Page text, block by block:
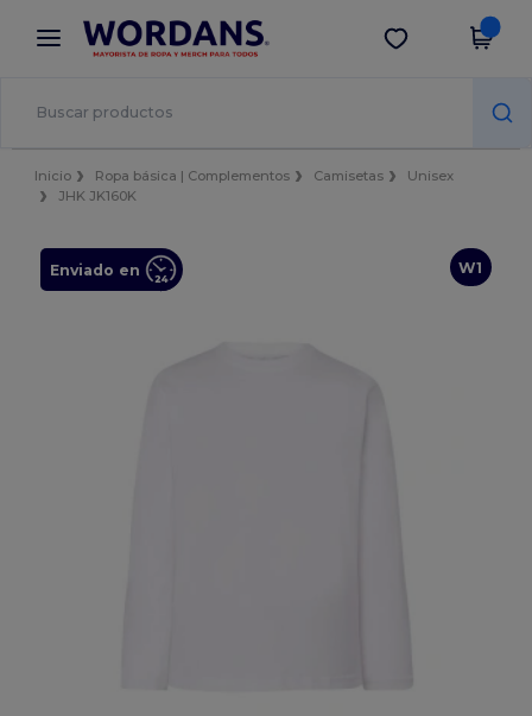
× App de Wordans
¡Mejores precios en app!
Descargar app
Inicio Ropa básica | Complementos Camisetas
Unisex
JHK JK160K
W1
Enviado en